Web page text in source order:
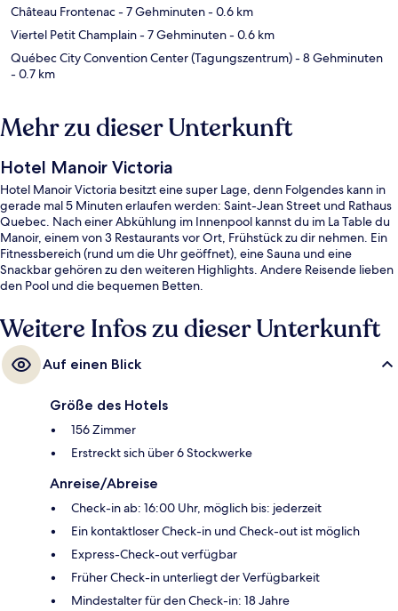
Château Frontenac- 7 Gehminuten- 0.6 km
Viertel Petit Champlain- 7 Gehminuten- 0.6 km
Québec City Convention Center (Tagungszentrum)- 8 Gehminuten
- 0.7 km
Mehr zu dieser Unterkunft
Hotel Manoir Victoria
Hotel Manoir Victoria besitzt eine super Lage, denn Folgendes kann in
gerade mal 5 Minuten erlaufen werden: Saint-Jean Street und Rathaus
Quebec. Nach einer Abkühlung im Innenpool kannst du im La Table du
Manoir, einem von 3 Restaurants vor Ort, Frühstück zu dir nehmen. Ein
Fitnessbereich (rund um die Uhr geöffnet), eine Sauna und eine
Snackbar gehören zu den weiteren Highlights. Andere Reisende lieben
den Pool und die bequemen Betten.
Weitere Infos zu dieser Unterkunft
Auf einen Blick
Größe des Hotels
156 Zimmer
Erstreckt sich über 6 Stockwerke
Anreise/Abreise
Check-in ab: 16:00 Uhr, möglich bis: jederzeit
Ein kontaktloser Check-in und Check-out ist möglich
Express-Check-out verfügbar
Früher Check-in unterliegt der Verfügbarkeit
Mindestalter für den Check-in: 18 Jahre